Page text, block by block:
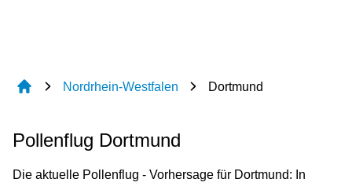
Nordrhein-Westfalen Dortmund
Pollenflug Dortmund
Die aktuelle Pollenflug - Vorhersage für Dortmund: In